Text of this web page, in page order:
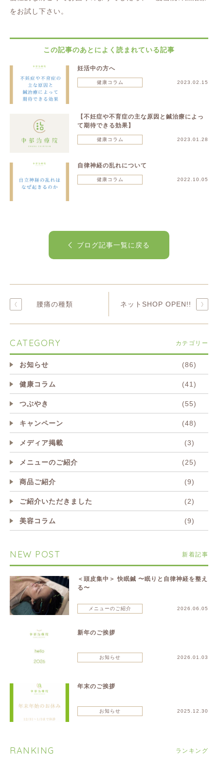
をお試し下さい。
この記事のあとによく読まれている記事
妊活中の方へ
健康コラム 2023.02.15
【不妊症や不育症の主な原因と鍼治療によっ
て期待できる効果】
健康コラム 2023.01.28
自律神経の乱れについて
健康コラム 2022.10.05
ブログ記事一覧に戻る
腰痛の種類 ネットSHOP OPEN!!
CATEGORY カテゴリー
お知らせ (86)
健康コラム (41)
つぶやき (55)
キャンペーン (48)
メディア掲載 (3)
メニューのご紹介 (25)
商品ご紹介 (9)
ご紹介いただきました (2)
美容コラム (9)
NEW POST 新着記事
＜頭皮集中＞ 快眠鍼 〜眠りと自律神経を整え
る〜
メニューのご紹介 2026.06.05
新年のご挨拶
お知らせ 2026.01.03
年末のご挨拶
お知らせ 2025.12.30
RANKING ランキング